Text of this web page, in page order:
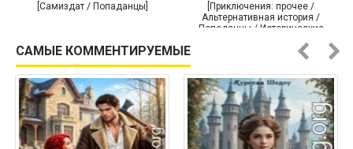
[Самиздат / Попаданцы]
[Приключения: прочее /
Альтернативная история /
Попаданцы / Исторические
САМЫЕ КОММЕНТИРУЕМЫЕ